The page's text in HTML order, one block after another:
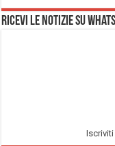
Ricevi le notizie su